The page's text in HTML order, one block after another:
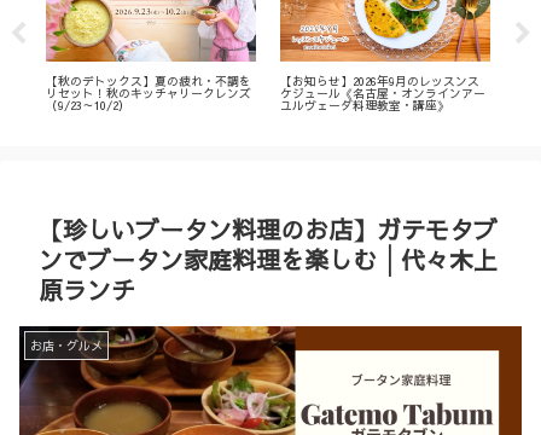
【秋のデトックス】夏の疲れ・不調を
リセット！秋のキッチャリークレンズ
（9/23～10/2）
【お知らせ】2026年9月のレッスンス
ケジュール《名古屋・オンラインアー
ユルヴェーダ料理教室・講座》
【珍しいブータン料理のお店】ガテモタブ
ンでブータン家庭料理を楽しむ│代々木上
原ランチ
お店・グルメ